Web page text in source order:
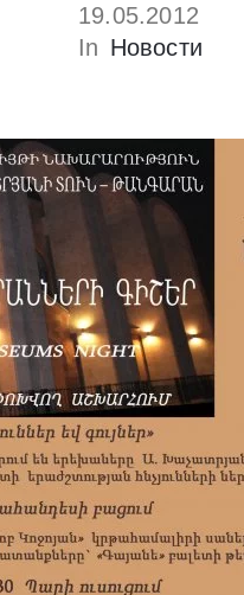
19.05.2012
In Новости